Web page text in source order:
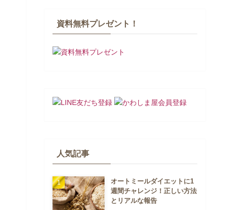
資料無料プレゼント！
人気記事
オートミールダイエットに1
週間チャレンジ！正しい方法
とリアルな報告